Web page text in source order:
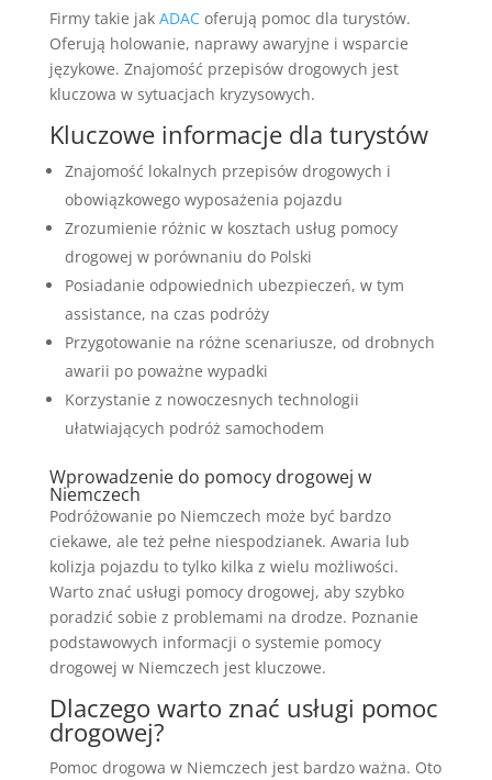
Firmy takie jak ADACoferują pomoc dla turystów.
Oferują holowanie, naprawy awaryjne i wsparcie
językowe. Znajomość przepisów drogowych jest
kluczowa w sytuacjach kryzysowych.
Kluczowe informacje dla turystów
Znajomość lokalnych przepisów drogowych i
obowiązkowego wyposażenia pojazdu
Zrozumienie różnic w kosztach usług pomocy
drogowej w porównaniu do Polski
Posiadanie odpowiednich ubezpieczeń, w tym
assistance, na czas podróży
Przygotowanie na różne scenariusze, od drobnych
awarii po poważne wypadki
Korzystanie z nowoczesnych technologii
ułatwiających podróż samochodem
Wprowadzenie do pomocy drogowej w
Niemczech
Podróżowanie po Niemczech może być bardzo
ciekawe, ale też pełne niespodzianek. Awaria lub
kolizja pojazdu to tylko kilka z wielu możliwości.
Warto znać usługi pomocy drogowej, aby szybko
poradzić sobie z problemami na drodze. Poznanie
podstawowych informacji o systemie pomocy
drogowej w Niemczech jest kluczowe.
Dlaczego warto znać usługi pomoc
drogowej?
Pomoc drogowa w Niemczech jest bardzo ważna. Oto